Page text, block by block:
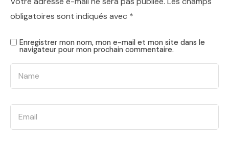
obligatoires sont indiqués avec *
Enregistrer mon nom, mon e-mail et mon site dans le
navigateur pour mon prochain commentaire.